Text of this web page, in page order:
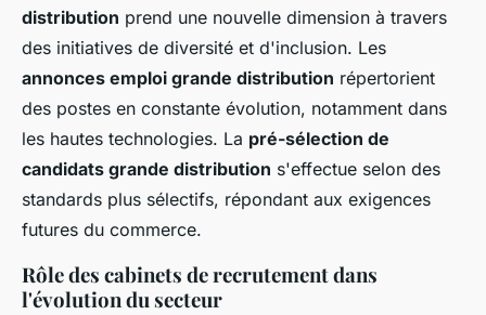
distribution prend une nouvelle dimension à travers
des initiatives de diversité et d'inclusion. Les
annonces emploi grande distribution répertorient
des postes en constante évolution, notamment dans
les hautes technologies. La pré-sélection de
candidats grande distribution s'effectue selon des
standards plus sélectifs, répondant aux exigences
futures du commerce.
Rôle des cabinets de recrutement dans
l'évolution du secteur